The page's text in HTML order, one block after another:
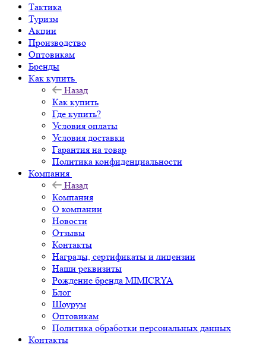
Тактика
Туризм
Акции
Производство
Оптовикам
Бренды
Как купить
Назад
Как купить
Где купить?
Условия оплаты
Условия доставки
Гарантия на товар
Политика конфиденциальности
Компания
Назад
Компания
О компании
Новости
Отзывы
Контакты
Награды, сертификаты и лицензии
Наши реквизиты
Рождение бренда MIMICRYA
Блог
Шоурум
Оптовикам
Политика обработки персональных данных
Контакты